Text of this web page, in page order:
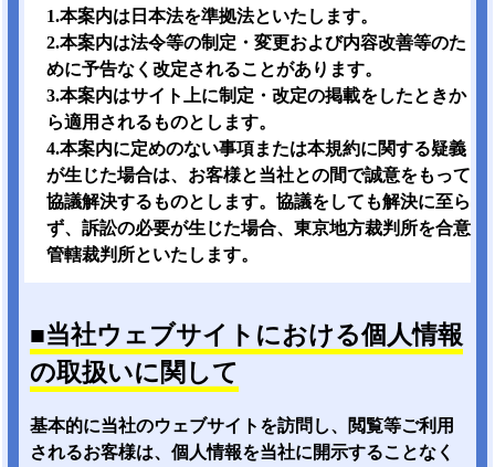
1.本案内は日本法を準拠法といたします。
2.本案内は法令等の制定・変更および内容改善等のた
めに予告なく改定されることがあります。
3.本案内はサイト上に制定・改定の掲載をしたときか
ら適用されるものとします。
4.本案内に定めのない事項または本規約に関する疑義
が生じた場合は、お客様と当社との間で誠意をもって
協議解決するものとします。協議をしても解決に至ら
ず、訴訟の必要が生じた場合、東京地方裁判所を合意
管轄裁判所といたします。
■当社ウェブサイトにおける個人情報
の取扱いに関して
基本的に当社のウェブサイトを訪問し、閲覧等ご利用
されるお客様は、個人情報を当社に開示することなく